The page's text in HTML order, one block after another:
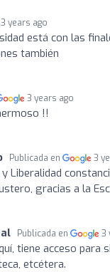
3 years ago
está con las
también
3 years ago
!!
Publicada en 3
Liberalidad
gracias a la
Publicada en 3
tiene acceso para
etcétera.